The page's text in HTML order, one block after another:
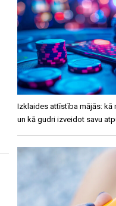
Izklaides attīstība mājās: kā
un kā gudri izveidot savu